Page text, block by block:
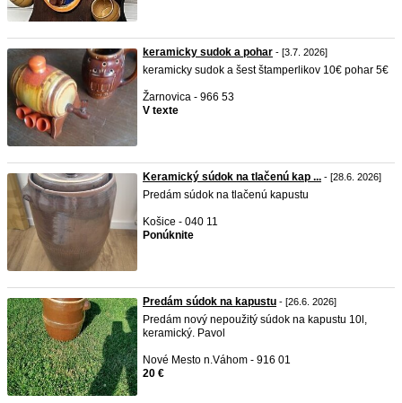
keramicky sudok a pohar - [3.7. 2026]
keramicky sudok a šest štamperlikov 10€ pohar 5€
Žarnovica - 966 53
V texte
Keramický súdok na tlačenú kap ... - [28.6. 2026]
Predám súdok na tlačenú kapustu
Košice - 040 11
Ponúknite
Predám súdok na kapustu - [26.6. 2026]
Predám nový nepoužitý súdok na kapustu 10l,
keramický. Pavol
Nové Mesto n.Váhom - 916 01
20 €